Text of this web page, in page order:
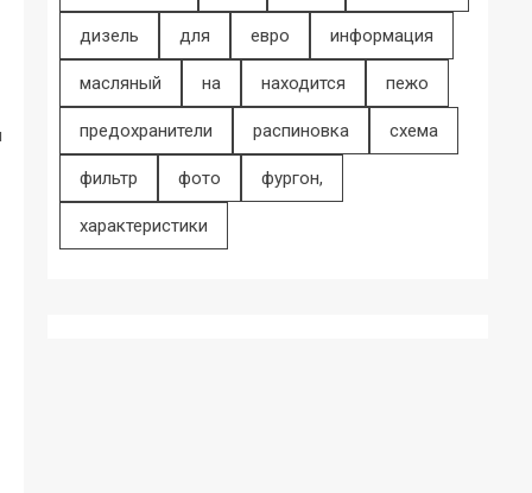
дизель для евро информация
масляный на находится пежо
предохранители распиновка схема
фильтр фото фургон,
характеристики